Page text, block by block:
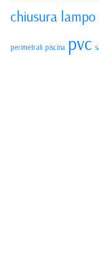
chiusura lampo
perimetrali piscina pvc